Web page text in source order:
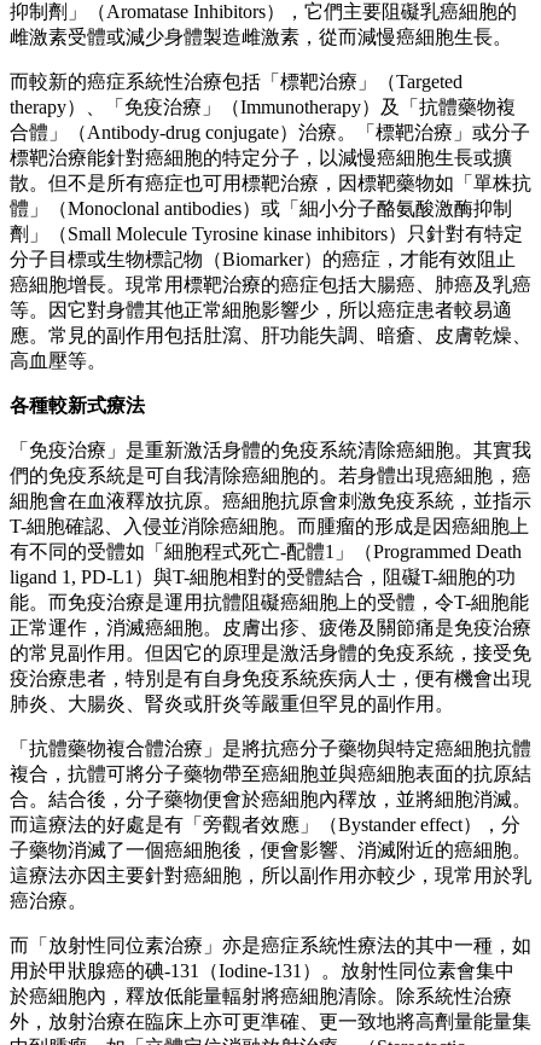
抑制劑」（Aromatase Inhibitors），它們主要阻礙乳癌細胞的
雌激素受體或減少身體製造雌激素，從而減慢癌細胞生長。
而較新的癌症系統性治療包括「標靶治療」（Targeted
therapy）、「免疫治療」（Immunotherapy）及「抗體藥物複
合體」（Antibody-drug conjugate）治療。「標靶治療」或分子
標靶治療能針對癌細胞的特定分子，以減慢癌細胞生長或擴
散。但不是所有癌症也可用標靶治療，因標靶藥物如「單株抗
體」（Monoclonal antibodies）或「細小分子酪氨酸激酶抑制
劑」（Small Molecule Tyrosine kinase inhibitors）只針對有特定
分子目標或生物標記物（Biomarker）的癌症，才能有效阻止
癌細胞增長。現常用標靶治療的癌症包括大腸癌、肺癌及乳癌
等。因它對身體其他正常細胞影響少，所以癌症患者較易適
應。常見的副作用包括肚瀉、肝功能失調、暗瘡、皮膚乾燥、
高血壓等。
各種較新式療法
「免疫治療」是重新激活身體的免疫系統清除癌細胞。其實我
們的免疫系統是可自我清除癌細胞的。若身體出現癌細胞，癌
細胞會在血液釋放抗原。癌細胞抗原會刺激免疫系統，並指示
T-細胞確認、入侵並消除癌細胞。而腫瘤的形成是因癌細胞上
有不同的受體如「細胞程式死亡-配體1」（Programmed Death
ligand 1, PD-L1）與T-細胞相對的受體結合，阻礙T-細胞的功
能。而免疫治療是運用抗體阻礙癌細胞上的受體，令T-細胞能
正常運作，消滅癌細胞。皮膚出疹、疲倦及關節痛是免疫治療
的常見副作用。但因它的原理是激活身體的免疫系統，接受免
疫治療患者，特別是有自身免疫系統疾病人士，便有機會出現
肺炎、大腸炎、腎炎或肝炎等嚴重但罕見的副作用。
「抗體藥物複合體治療」是將抗癌分子藥物與特定癌細胞抗體
複合，抗體可將分子藥物帶至癌細胞並與癌細胞表面的抗原結
合。結合後，分子藥物便會於癌細胞內䆁放，並將細胞消滅。
而這療法的好處是有「旁觀者效應」（Bystander effect），分
子藥物消滅了一個癌細胞後，便會影響、消滅附近的癌細胞。
這療法亦因主要針對癌細胞，所以副作用亦較少，現常用於乳
癌治療。
而「放射性同位素治療」亦是癌症系統性療法的其中一種，如
用於甲狀腺癌的碘-131（Iodine-131）。放射性同位素會集中
於癌細胞內，釋放低能量輻射將癌細胞清除。除系統性治療
外，放射治療在臨床上亦可更準確、更一致地將高劑量能量集